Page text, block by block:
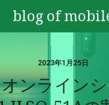
blog of
2023年1月25日
ンラインシ